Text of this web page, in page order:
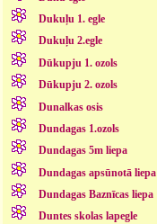
Dukuļu 1. egle
Dukuļu 2.egle
Dūkupju 1. ozols
Dūkupju 2. ozols
Dunalkas osis
Dundagas 1.ozols
Dundagas 5m liepa
Dundagas apsūnotā liepa
Dundagas Baznīcas liepa
Duntes skolas lapegle